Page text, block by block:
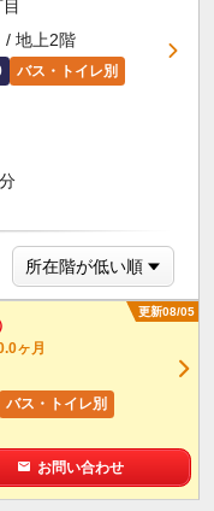
/ 地上2階
バス・トイレ別
分
更新08/05
ヶ月
バス・トイレ別
お問い合わせ